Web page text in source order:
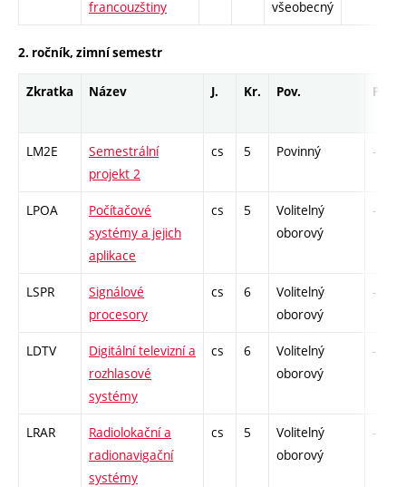
francouzštiny
všeobecný
2. ročník, zimní semestr
Zkratka Název J. Kr. Pov. Prof.
LM2E
Semestrální
projekt 2
cs 5 Povinný -
LPOA
Počítačové
systémy a jejich
aplikace
cs 5
Volitelný
oborový
-
LSPR
Signálové
procesory
cs 6
Volitelný
oborový
-
LDTV
Digitální televizní a
rozhlasové
systémy
cs 6
Volitelný
oborový
-
LRAR
Radiolokační a
radionavigační
systémy
cs 5
Volitelný
oborový
-